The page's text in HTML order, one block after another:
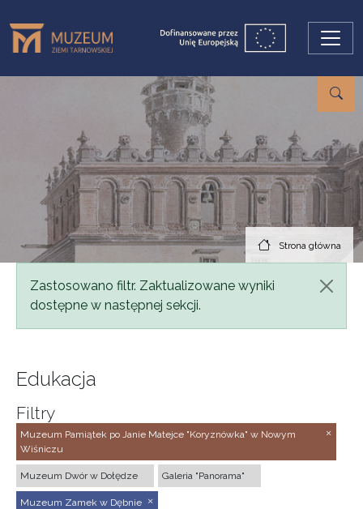
Strona główna
Komunikat
Zastosowano filtr. Zaktualizowane wyniki
dostępne w następnej sekcji.
Edukacja
Filtry
Muzeum Pamiątek po Janie Matejce "Koryznówka" w Nowym
Wiśniczu
Muzeum Dwór w Dołędze Galeria "Panorama"
Muzeum Zamek w Dębnie